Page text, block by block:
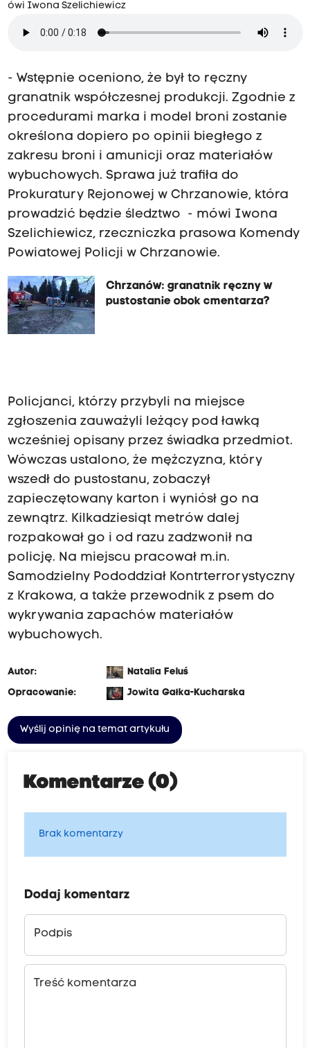
ówi Iwona Szelichiewicz
- Wstępnie oceniono, że był to ręczny
granatnik współczesnej produkcji. Zgodnie z
procedurami marka i model broni zostanie
określona dopiero po opinii biegłego z
zakresu broni i amunicji oraz materiałów
wybuchowych. Sprawa już trafiła do
Prokuratury Rejonowej w Chrzanowie, która
prowadzić będzie śledztwo - mówi Iwona
Szelichiewicz, rzeczniczka prasowa Komendy
Powiatowej Policji w Chrzanowie.
Chrzanów: granatnik ręczny w
pustostanie obok cmentarza?
Policjanci, którzy przybyli na miejsce
zgłoszenia zauważyli leżący pod ławką
wcześniej opisany przez świadka przedmiot.
Wówczas ustalono, że mężczyzna, który
wszedł do pustostanu, zobaczył
zapieczętowany karton i wyniósł go na
zewnątrz. Kilkadziesiąt metrów dalej
rozpakował go i od razu zadzwonił na
policję. Na miejscu pracował m.in.
Samodzielny Pododdział Kontrterrorystyczny
z Krakowa, a także przewodnik z psem do
wykrywania zapachów materiałów
wybuchowych.
Autor:
Natalia Feluś
Opracowanie:
Jowita Gałka-Kucharska
Wyślij opinię na temat artykułu
Komentarze (0)
Brak komentarzy
Dodaj komentarz
Podpis
Treść komentarza